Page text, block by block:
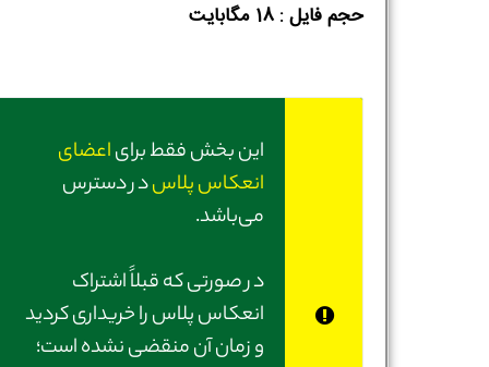
حجم فایل :‌ 18 مگابایت
این بخش فقط برایاعضای
انعکاس پلاسدر دسترس
می‌باشد.
در صورتی‌ که قبلاً اشتراک
انعکاس پلاس را خریداری کردید
و زمان آن منقضی نشده است؛